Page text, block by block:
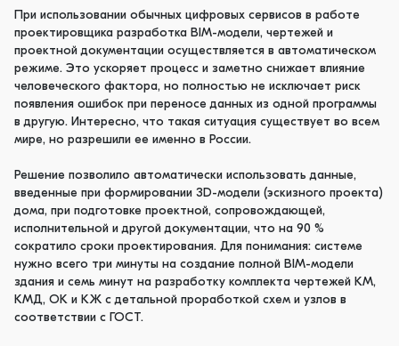
При использовании обычных цифровых сервисов в работе
проектировщика разработка BIM-модели, чертежей и
проектной документации осуществляется в автоматическом
режиме. Это ускоряет процесс и заметно снижает влияние
человеческого фактора, но полностью не исключает риск
появления ошибок при переносе данных из одной программы
в другую. Интересно, что такая ситуация существует во всем
мире, но разрешили ее именно в России.
Решение позволило автоматически использовать данные,
введенные при формировании 3D-модели (эскизного проекта)
дома, при подготовке проектной, сопровождающей,
исполнительной и другой документации, что на 90 %
сократило сроки проектирования. Для понимания: системе
нужно всего три минуты на создание полной BIM-модели
здания и семь минут на разработку комплекта чертежей КМ,
КМД, ОК и КЖ с детальной проработкой схем и узлов в
соответствии с ГОСТ.